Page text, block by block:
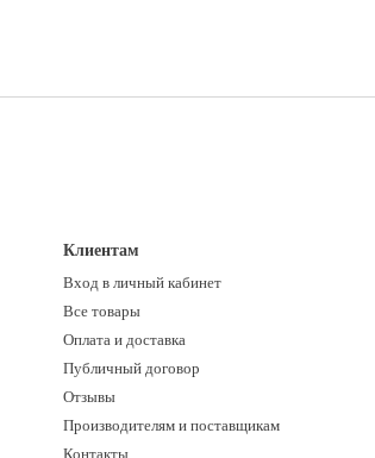
Клиентам
Вход в личный кабинет
Все товары
Оплата и доставка
Публичный договор
Отзывы
Производителям и поставщикам
Контакты